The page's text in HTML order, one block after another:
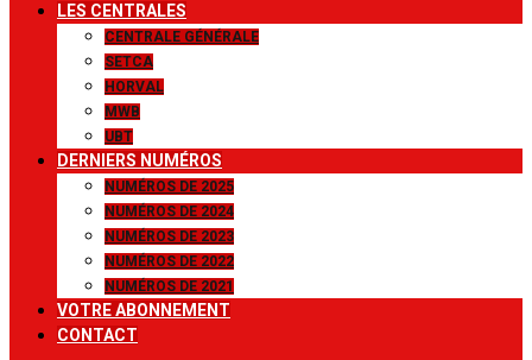
LES CENTRALES
CENTRALE GÉNÉRALE
SETCA
HORVAL
MWB
UBT
DERNIERS NUMÉROS
NUMÉROS DE 2025
NUMÉROS DE 2024
NUMÉROS DE 2023
NUMÉROS DE 2022
NUMÉROS DE 2021
VOTRE ABONNEMENT
CONTACT